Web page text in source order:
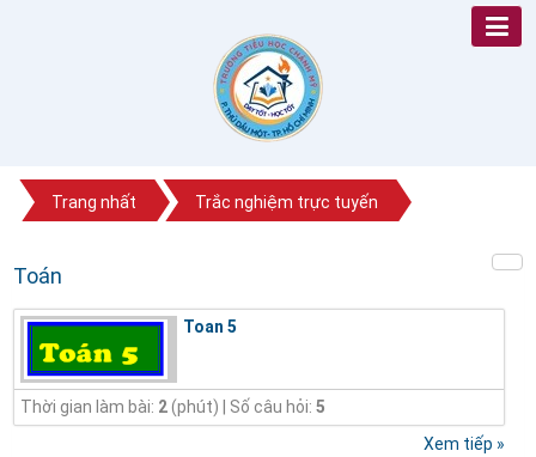
Trang nhất Trắc nghiệm trực tuyến
Toán
Toan 5
Thời gian làm bài: 2(phút) | Số câu hỏi: 5
Xem tiếp »